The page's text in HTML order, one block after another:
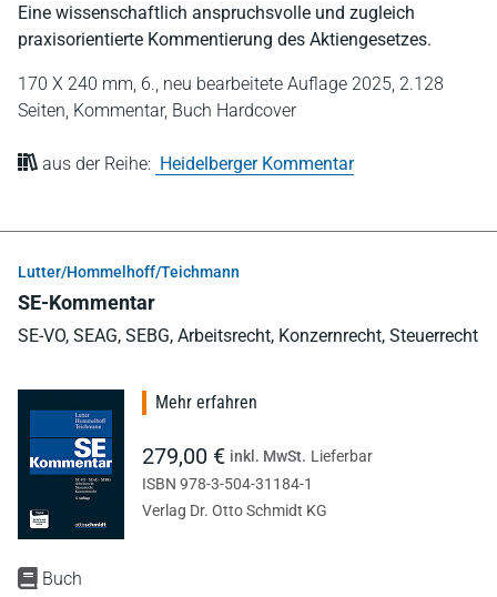
Eine wissenschaftlich anspruchsvolle und zugleich
praxisorientierte Kommentierung des Aktiengesetzes.
170 X 240 mm, 6., neu bearbeitete Auflage 2025, 2.128
Seiten, Kommentar, Buch Hardcover
aus der Reihe: Heidelberger Kommentar
Lutter/Hommelhoff/Teichmann
SE-Kommentar
SE-VO, SEAG, SEBG, Arbeitsrecht, Konzernrecht, Steuerrecht
Buch
Mehr erfahren
279,00 € inkl. MwSt. Lieferbar
ISBN 978-3-504-31184-1
Verlag Dr. Otto Schmidt KG